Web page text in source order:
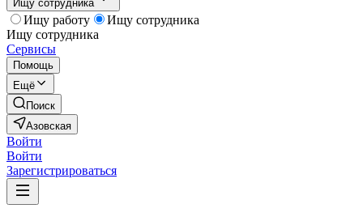
Ищу сотрудника
Ищу работу
Ищу сотрудника
Ищу сотрудника
Сервисы
Помощь
Ещё
Поиск
Азовская
Войти
Войти
Зарегистрироваться